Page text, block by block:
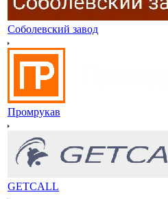
Соболевский завод
Промрукав
GETCALL